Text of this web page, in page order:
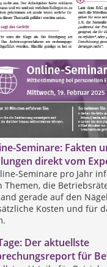
Seminare: Fakten
direkt vom
Seminare pro Jahr
Themen, die
gerade auf den
Kosten und für
Der aktuellste
für